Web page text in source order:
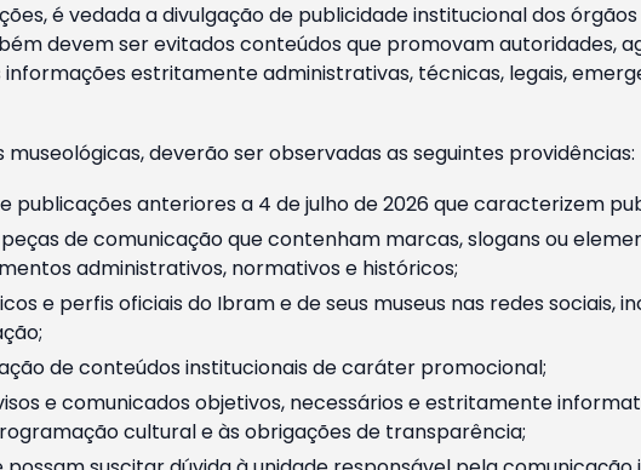
é vedada a divulgação de publicidade institucional dos
devem ser evitados conteúdos que promovam autoridades,
estritamente administrativas, técnicas, legais,
deverão ser observadas as seguintes providências:
anteriores a 4 de julho de 2026 que caracterizem
de comunicação que contenham marcas, slogans ou
administrativos, normativos e históricos;
e perfis oficiais do Ibram e de seus museus nas redes sociais,
de conteúdos institucionais de caráter promocional;
e comunicados objetivos, necessários e estritamente
cultural e às obrigações de transparência;